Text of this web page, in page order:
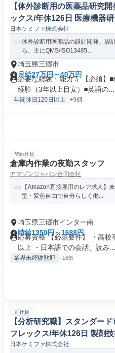
【体外診断用の医薬品研究
ックス/年休126日 医療機器
日本ケミファ株式会社
体外診断用医薬品の設計開発、設
ら、主にQMS/ISO13485...
埼玉県三郷市
月給27万円～40万円
必要な経験・能力等 【必須】
経験（3年以上目安）■英語の...
年間休日120日以上 +9個
契約社員
倉庫内作業の夜勤スタッフ
アマゾンジャパン合同会社
【Amazon直接雇用のレア求人】
型・髪色自由で自分らしく働...
埼玉県三郷市インター南
時給1350円～1688円
応募資格 【必須要件】 ・高校
以上 ・日本語での会話、読み...
業界未経験歓迎 +18個
正社員
【分析研究職】スタンダー
フレックス/年休126日 製剤
日本ケミファ株式会社